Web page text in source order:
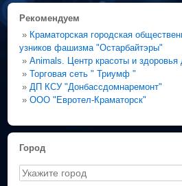
Рекомендуем
» Краматорская городская
узников фашизма "Остарбайтэры"
»Animals. Центр красоты и
»Торговая сеть " Триумф "
» ДП КСУ "Донбассдомнаремонт"
»ООО "Евротел-Краматорск"
Город